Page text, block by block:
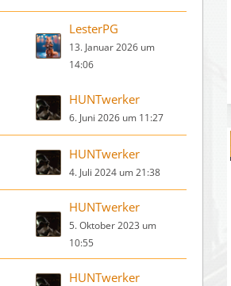
LesterPG
13. Januar 2026 um
14:06
HUNTwerker
6. Juni 2026 um 11:27
HUNTwerker
4. Juli 2024 um 21:38
HUNTwerker
5. Oktober 2023 um
10:55
HUNTwerker